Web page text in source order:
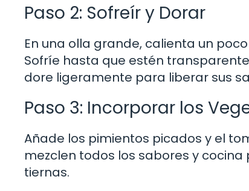
Paso 2: Sofreír y Dorar
En una olla grande, calienta un
Sofríe hasta que estén
dore ligeramente para liberar sus
Paso 3: Incorporar los
Añade los pimientos picados y el
mezclen todos los sabores y
tiernas.